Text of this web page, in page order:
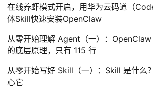
在线养虾模式开启，用华为云码道（
体Skill快速安装OpenClaw
从零开始理解 Agent（一）：
的底层原理，只有 115 行
从零开始写好 Skill（一）：Skill 是什么
心它